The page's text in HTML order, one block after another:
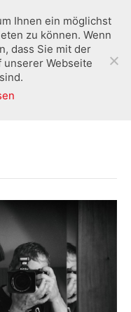
Ihnen ein möglichst
zu können. Wenn
dass Sie mit der
unserer Webseite